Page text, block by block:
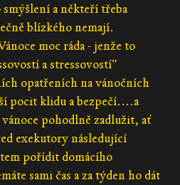
a někteří třeba
blízkého nemají.
moc ráda - jenže to
a stressovostí"
opatřeních na vánočních
pocit klidu a bezpečí....a
pohodlně zadlužit, ať
exekutory následující
pořídit domácího
sami čas a za týden ho dát